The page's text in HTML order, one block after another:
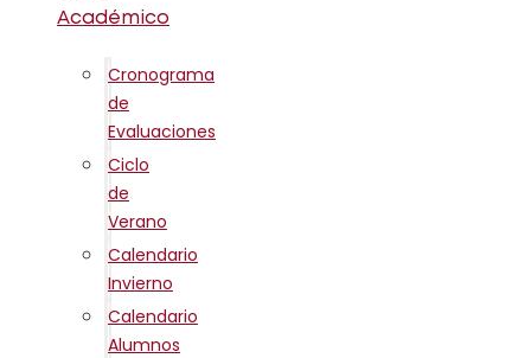
Académico
Cronograma
de
Evaluaciones
Ciclo
de
Verano
Calendario
Invierno
Calendario
Alumnos